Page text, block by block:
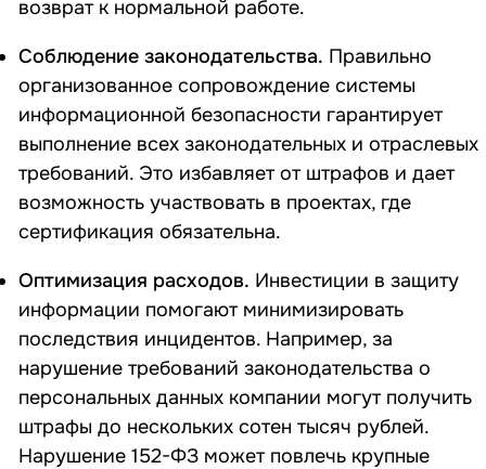
возврат к нормальной работе.
Соблюдение законодательства. Правильно
организованное сопровождение системы
информационной безопасности гарантирует
выполнение всех законодательных и отраслевых
требований. Это избавляет от штрафов и дает
возможность участвовать в проектах, где
сертификация обязательна.
Оптимизация расходов. Инвестиции в защиту
информации помогают минимизировать
последствия инцидентов. Например, за
нарушение требований законодательства о
персональных данных компании могут получить
штрафы до нескольких сотен тысяч рублей.
Нарушение 152-ФЗ может повлечь крупные